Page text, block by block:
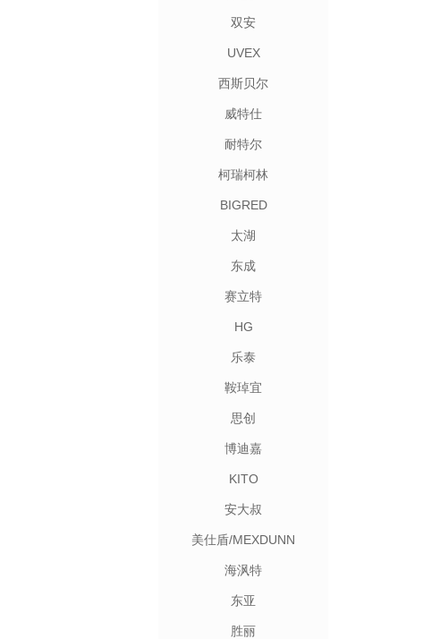
双安
UVEX
西斯贝尔
威特仕
耐特尔
柯瑞柯林
BIGRED
太湖
东成
赛立特
HG
乐泰
鞍琸宜
思创
博迪嘉
KITO
安大叔
美仕盾/MEXDUNN
海沨特
东亚
胜丽